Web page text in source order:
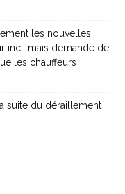
les nouvelles
inc., mais demande de
les chauffeurs
suite du déraillement